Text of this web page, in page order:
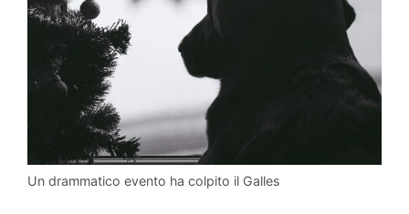
Un drammatico evento ha colpito il Galles